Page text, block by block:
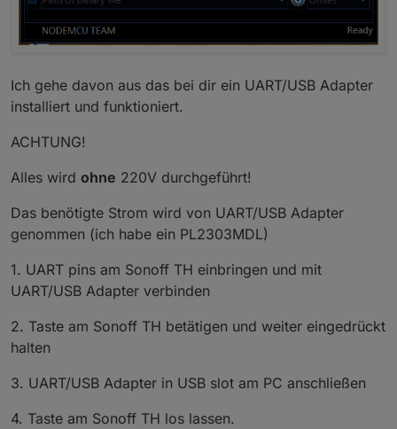
Ich gehe davon aus das bei dir ein UART/USB Adapter
installiert und funktioniert.
ACHTUNG!
Alles wird ohne 220V durchgeführt!
Das benötigte Strom wird von UART/USB Adapter
genommen (ich habe ein PL2303MDL)
1. UART pins am Sonoff TH einbringen und mit
UART/USB Adapter verbinden
2. Taste am Sonoff TH betätigen und weiter eingedrückt
halten
3. UART/USB Adapter in USB slot am PC anschließen
4. Taste am Sonoff TH los lassen.